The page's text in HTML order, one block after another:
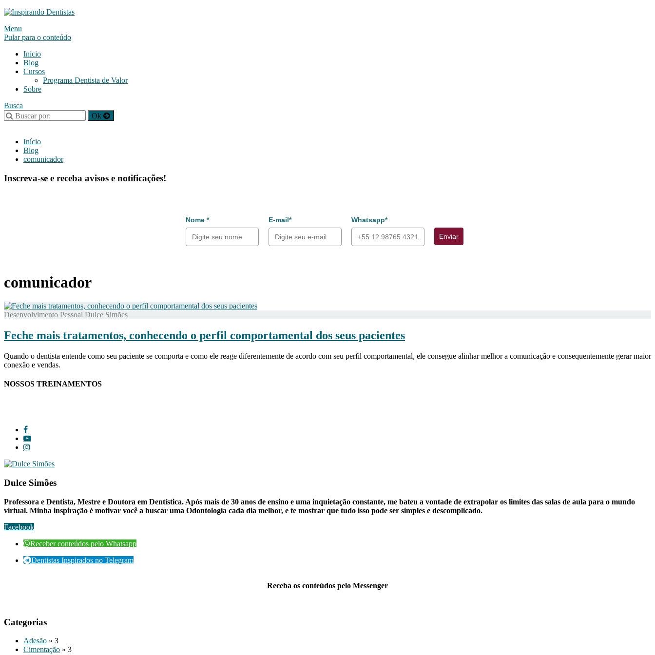
Alternar
navegação
Menu
Pular para o conteúdo
Início
Blog
Cursos
Programa Dentista de Valor
Sobre
Busca
Início
Blog
comunicador
Inscreva-se e receba avisos e notificações!
Nome * E-mail* Whatsapp*
Enviar
comunicador
Desenvolvimento Pessoal Dulce Simões
Feche mais tratamentos, conhecendo o perfil comportamental dos seus pacientes
Quando o dentista entende como seu paciente se comporta e como ele reage diferentemente de acordo com seu perfil comportamental, ele consegue alinhar melhor a comunicação e consequentemente gerar maior
conexão e vendas.
NOSSOS TREINAMENTOS
Dulce Simões
Professora e Dentista, Mestre e Doutora em Dentística. Após mais de 30 anos de ensino e uma inquietação constante, me bateu a vontade de extrapolar os limites das salas de aula para o mundo
virtual. Minha inspiração é motivar você a buscar uma Odontologia cada dia melhor, e te mostrar que tudo isso pode ser simples e descomplicado.
Facebook
Receber conteúdos pelo Whatsapp
Dentistas Inspirados no Telegram
Receba os conteúdos pelo Messenger
Categorias
Adesão » 3
Cimentação » 3